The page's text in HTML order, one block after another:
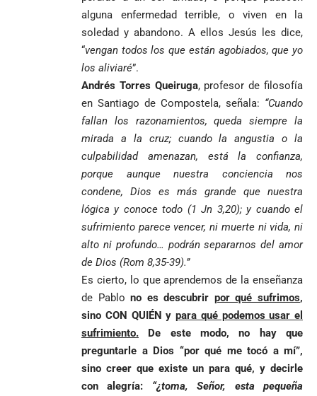
alguna enfermedad terrible, o viven en la
soledad y abandono. A ellos Jesús les dice,
“vengan todos los que están agobiados, que yo
los aliviaré”.
Andrés Torres Queiruga, profesor de filosofía
en Santiago de Compostela, señala: “Cuando
fallan los razonamientos, queda siempre la
mirada a la cruz; cuando la angustia o la
culpabilidad amenazan, está la confianza,
porque aunque nuestra conciencia nos
condene, Dios es más grande que nuestra
lógica y conoce todo (1 Jn 3,20); y cuando el
sufrimiento parece vencer, ni muerte ni vida, ni
alto ni profundo… podrán separarnos del amor
de Dios (Rom 8,35-39).”
Es cierto, lo que aprendemos de la enseñanza
de Pablono es descubrir por qué sufrimos,
sino CON QUIÉN y para qué podemos usar el
sufrimiento. De este modo, no hay que
preguntarle a Dios “por qué me tocó a mí”,
sino creer que existe un para qué, y decirle
con alegría: “¿toma, Señor, esta pequeña